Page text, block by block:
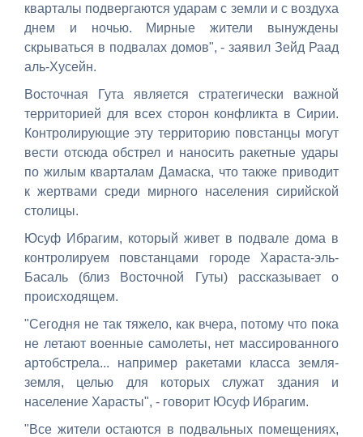
кварталы подвергаются ударам с земли и с воздуха
днем и ночью. Мирные жители вынуждены
скрываться в подвалах домов", - заявил Зейд Раад
аль-Хусейн.
Восточная Гута является стратегически важной
территорией для всех сторон конфликта в Сирии.
Контролирующие эту территорию повстанцы могут
вести отсюда обстрел и наносить ракетные удары
по жилым кварталам Дамаска, что также приводит
к жертвами среди мирного населения сирийской
столицы.
Юсуф Ибрагим, который живет в подвале дома в
контролируем повстанцами городе Хараста-эль-
Басаль (близ Восточной Гуты) рассказывает о
происходящем.
"Сегодня не так тяжело, как вчера, потому что пока
не летают военные самолеты, нет массированного
артобстрела... например ракетами класса земля-
земля, целью для которых служат здания и
население Харасты", - говорит Юсуф Ибрагим.
"Все жители остаются в подвальных помещениях,